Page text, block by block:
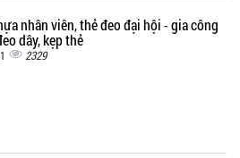
nhân viên, thẻ đeo đại hội - gia công
dây, kẹp thẻ
2329